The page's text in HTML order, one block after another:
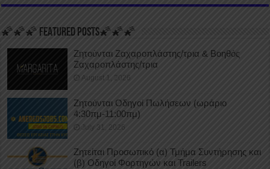
🌠🌠🌠 FEATURED POSTS🌠🌠🌠
Ζητούνται Ζαχαροπλάστης/τρια & Βοηθός
Ζαχαροπλάστης/τρια
August 1, 2026
Ζητούνται Οδηγοί Πωλήσεων (ωράριο
4:30πμ-11:00πμ)
July 31, 2026
Ζητείται Προσωπικό (α) Τμήμα Συντήρησης και
(β) Οδηγοί Φορτηγών και Trailers